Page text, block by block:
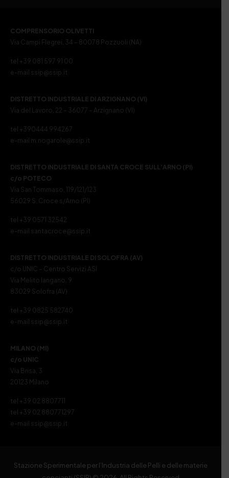
COMPRENSORIO OLIVETTI
Via Campi Flegrei, 34 – 80078 Pozzuoli (NA)
tel +39 081 597 91 00
e-mail ssip@ssip.it
DISTRETTO INDUSTRIALE DI ARZIGNANO (VI)
Via del Lavoro, 22 – 36077 – Arzignano (VI)
tel +390444 994267
e-mail m.nogarole@ssip.it
DISTRETTO INDUSTRIALE DI SANTA CROCE SULL’ARNO (PI)
c/o POTECO
Via San Tommaso, 119/121/123
56029 S. Croce s/Arno (PI)
tel +39 0571 32542
e-mail santacroce@ssip.it
DISTRETTO INDUSTRIALE DI SOLOFRA (AV)
c/o UNIC – Centro Servizi ASI
Via Melito Iangano, 9
83029 Solofra (AV)
tel +39 0825 582740
e-mail ssip@ssip.it
MILANO (MI)
c/o UNIC
Via Brisa, 3
20123 Milano
tel +39 02 8807711
tel +39 02 880771297
e-mail ssip@ssip.it
Stazione Sperimentale per l’Industria delle Pelli e delle materie